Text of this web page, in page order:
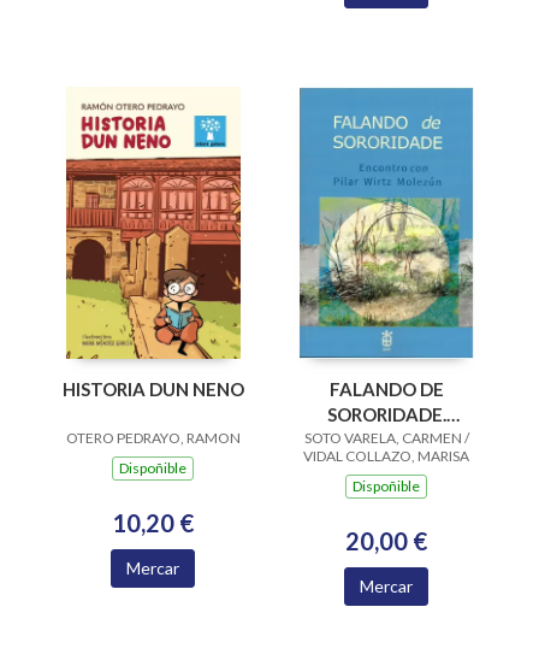
HISTORIA DUN NENO
OTERO PEDRAYO, RAMON
Dispoñible
10,20 €
Mercar
FALANDO DE
SORORIDADE.
ENCONTRO CON
PILAR WIRTZ
MOLEZUN
SOTO VARELA, CARMEN /
VIDAL COLLAZO, MARISA
Dispoñible
20,00 €
Mercar